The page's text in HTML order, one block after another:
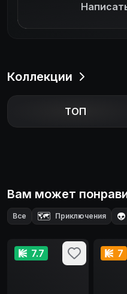
Коллекции
ТОП
Вам может
Все 🗺️ Приключения 👽
7.7 7